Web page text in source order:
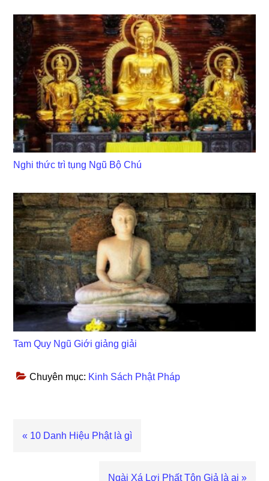
Nghi thức trì tụng Ngũ Bộ Chú
Tam Quy Ngũ Giới giảng giải
Chuyên mục: Kinh Sách Phật Pháp
Bài
« 10 Danh Hiệu Phật là gì
Bài
Ngài Xá Lợi Phất Tôn Giả là ai »